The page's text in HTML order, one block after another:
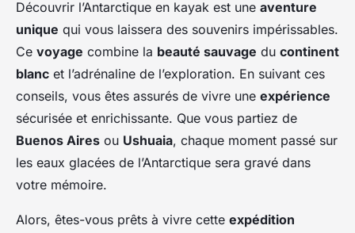
Découvrir l’Antarctique en kayak est une aventure
unique qui vous laissera des souvenirs impérissables.
Ce voyage combine la beauté sauvage du continent
blanc et l’adrénaline de l’exploration. En suivant ces
conseils, vous êtes assurés de vivre une expérience
sécurisée et enrichissante. Que vous partiez de
Buenos Aires ou Ushuaia, chaque moment passé sur
les eaux glacées de l’Antarctique sera gravé dans
votre mémoire.
Alors, êtes-vous prêts à vivre cette expédition